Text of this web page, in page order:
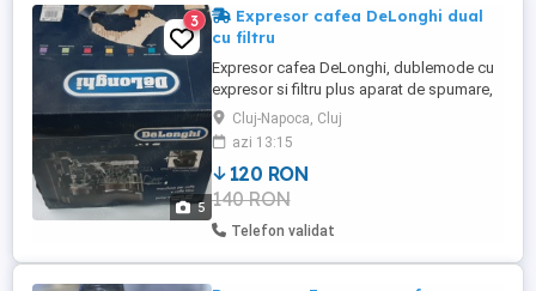
5
3
Expresor cafea DeLonghi dual
cu filtru
Expresor cafea DeLonghi, dublemode cu
expresor si filtru plus aparat de spumare,
stare buna de funcționare, lipsa borcanul
de la filtru
Cluj-Napoca, Cluj
azi 13:15
120 RON
140 RON
Telefon validat